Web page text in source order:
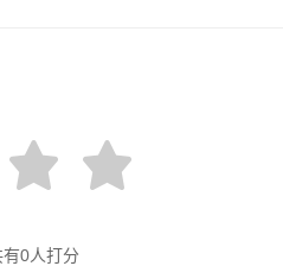
0人打分